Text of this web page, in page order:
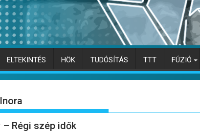
ELTEKINTÉS HÖK TUDÓSÍTÁS TTT FÚZIÓ
– Régi szép idők